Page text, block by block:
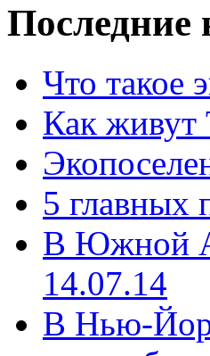
Последние
Что такое
Как живут
5 главных
В Южной
14.07.14
В Нью-